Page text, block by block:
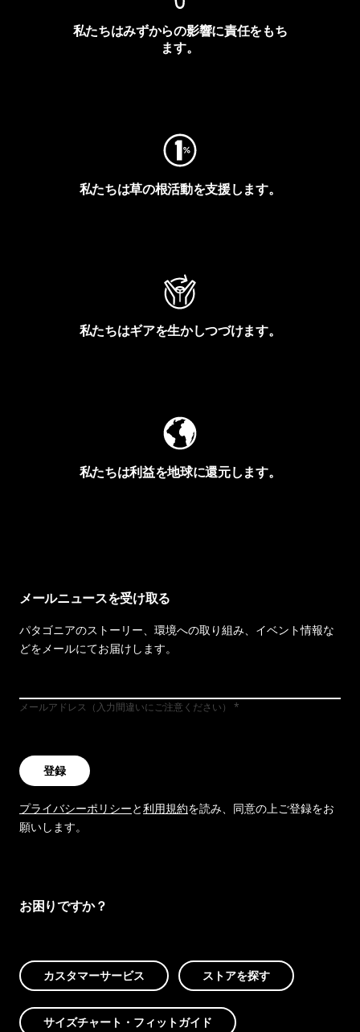
私たちはみずからの影響に責任をもち
ます。
私たちは草の根活動を支援します。
私たちはギアを生かしつづけます。
私たちは利益を地球に還元します。
メールニュースを受け取る
パタゴニアのストーリー、環境への取り組み、イベント情報な
どをメールにてお届けします。
メールアドレス（入力間違いにご注意ください）
登録
プライバシーポリシーと利用規約を読み、同意の上ご登録をお
願いします。
お困りですか？
カスタマーサービス ストアを探す
サイズチャート・フィットガイド